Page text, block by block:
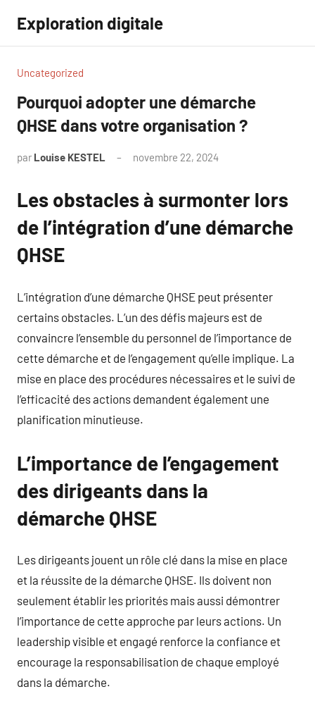
contenu
Exploration digitale
Uncategorized
Pourquoi adopter une démarche
QHSE dans votre organisation ?
par Louise KESTEL novembre 22, 2024
Les obstacles à surmonter lors
de l’intégration d’une démarche
QHSE
L’intégration d’une démarche QHSE peut présenter
certains obstacles. L’un des défis majeurs est de
convaincre l’ensemble du personnel de l’importance de
cette démarche et de l’engagement qu’elle implique. La
mise en place des procédures nécessaires et le suivi de
l’efficacité des actions demandent également une
planification minutieuse.
L’importance de l’engagement
des dirigeants dans la
démarche QHSE
Les dirigeants jouent un rôle clé dans la mise en place
et la réussite de la démarche QHSE. Ils doivent non
seulement établir les priorités mais aussi démontrer
l’importance de cette approche par leurs actions. Un
leadership visible et engagé renforce la confiance et
encourage la responsabilisation de chaque employé
dans la démarche.